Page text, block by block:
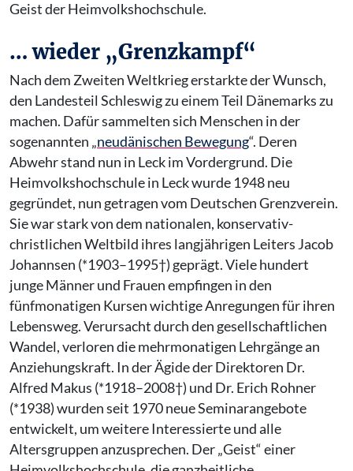
Geist der Heimvolkshochschule.
… wieder „Grenzkampf“
Nach dem Zweiten Weltkrieg erstarkte der Wunsch,
den Landesteil Schleswig zu einem Teil Dänemarks zu
machen. Dafür sammelten sich Menschen in der
sogenannten „neudänischen Bewegung“. Deren
Abwehr stand nun in Leck im Vordergrund. Die
Heimvolkshochschule in Leck wurde 1948 neu
gegründet, nun getragen vom Deutschen Grenzverein.
Sie war stark von dem nationalen, konservativ-
christlichen Weltbild ihres langjährigen Leiters Jacob
Johannsen (*1903–1995†) geprägt. Viele hundert
junge Männer und Frauen empfingen in den
fünfmonatigen Kursen wichtige Anregungen für ihren
Lebensweg. Verursacht durch den gesellschaftlichen
Wandel, verloren die mehrmonatigen Lehrgänge an
Anziehungskraft. In der Ägide der Direktoren Dr.
Alfred Makus (*1918–2008†) und Dr. Erich Rohner
(*1938) wurden seit 1970 neue Seminarangebote
entwickelt, um weitere Interessierte und alle
Altersgruppen anzusprechen. Der „Geist“ einer